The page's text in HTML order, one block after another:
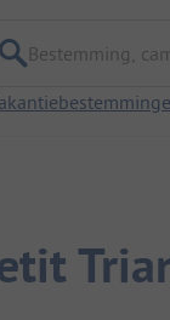
Bestemming,